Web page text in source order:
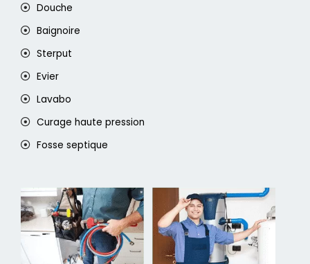
Douche
Baignoire
Sterput
Evier
Lavabo
Curage haute pression
Fosse septique